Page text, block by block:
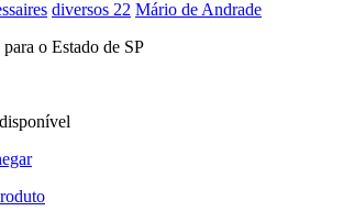
diversos 22 Mário de Andrade
o Estado de SP